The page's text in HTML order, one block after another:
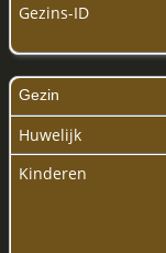
Gezins-ID
Gezin
Huwelijk
Kinderen